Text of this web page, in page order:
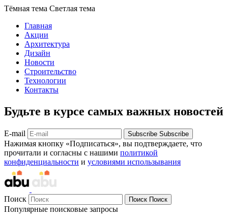
Тёмная тема Светлая тема
Главная
Акции
Архитектура
Дизайн
Новости
Строительство
Технологии
Контакты
Будьте в курсе самых важных новостей
E-mail Subscribe Subscribe
Нажимая кнопку «Подписаться», вы подтверждаете, что
прочитали и согласны с нашими политикой
конфиденциальности и условиями использывания
Поиск Поиск Поиск
Популярные поисковые запросы